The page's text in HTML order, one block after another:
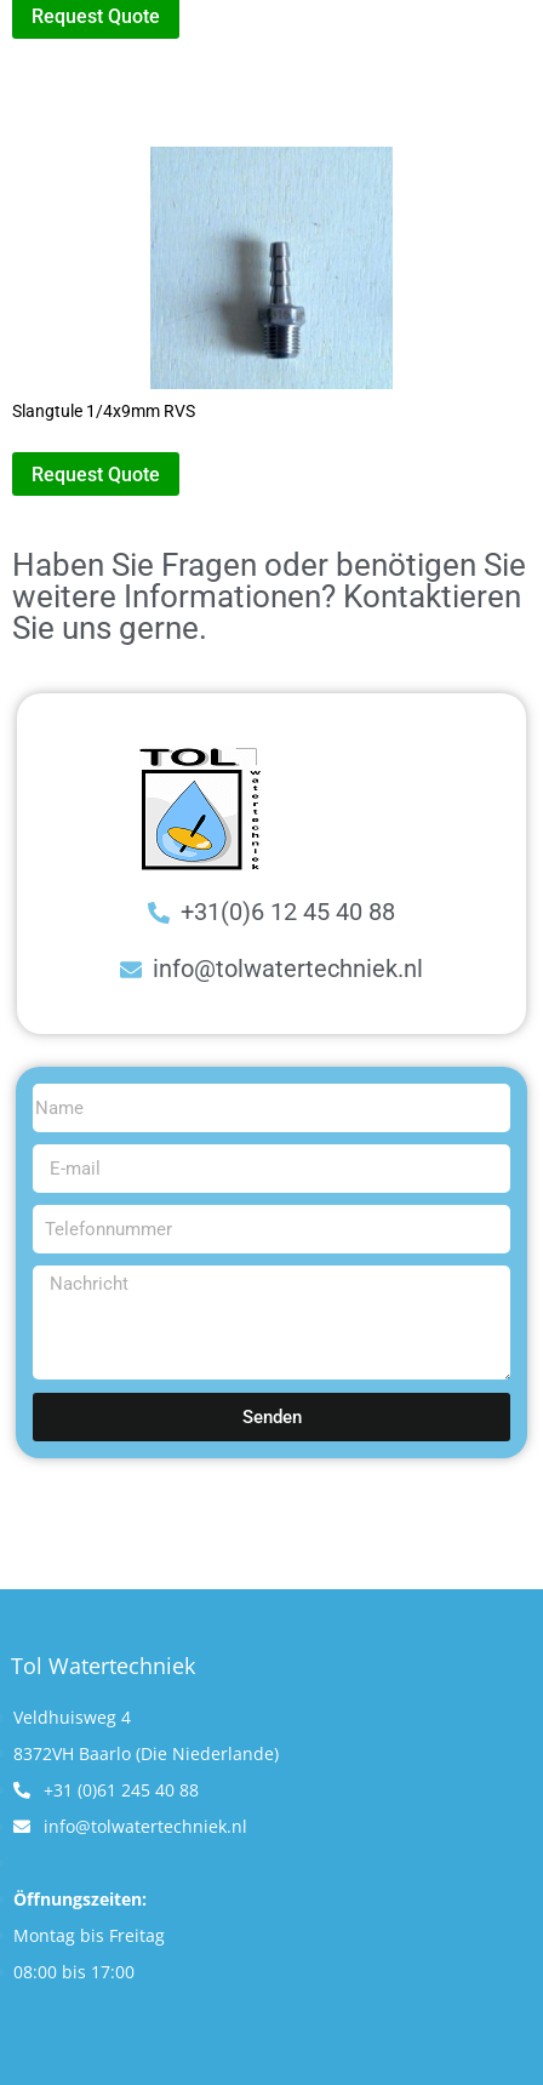
Request Quote
Slangtule 1/4x9mm RVS
Request Quote
Haben Sie Fragen oder benötigen Sie
weitere Informationen? Kontaktieren
Sie uns gerne.
Senden
+31(0)6 12 45 40 88
info@tolwatertechniek.nl
Tol Watertechniek
Veldhuisweg 4
8372VH Baarlo (Die Niederlande)
+31 (0)61 245 40 88
info@tolwatertechniek.nl
Öffnungszeiten:
Montag bis Freitag
08:00 bis 17:00